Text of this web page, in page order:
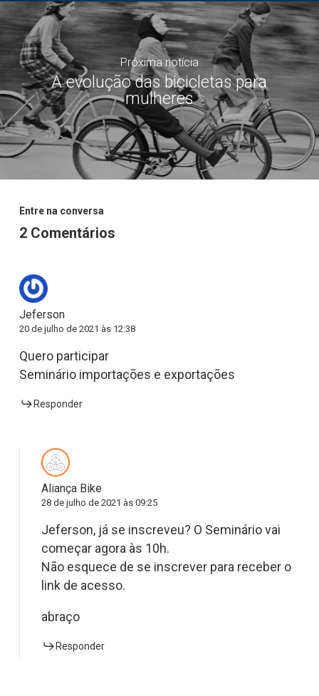
Próxima notícia
A evolução das bicicletas para
mulheres
Entre na conversa
2 Comentários
Jeferson
20 de julho de 2021 às 12:38
Quero participar
Seminário importações e exportações
Responder
Aliança Bike
28 de julho de 2021 às 09:25
Jeferson, já se inscreveu? O Seminário vai
começar agora às 10h.
Não esquece de se inscrever para receber o
link de acesso.
abraço
Responder